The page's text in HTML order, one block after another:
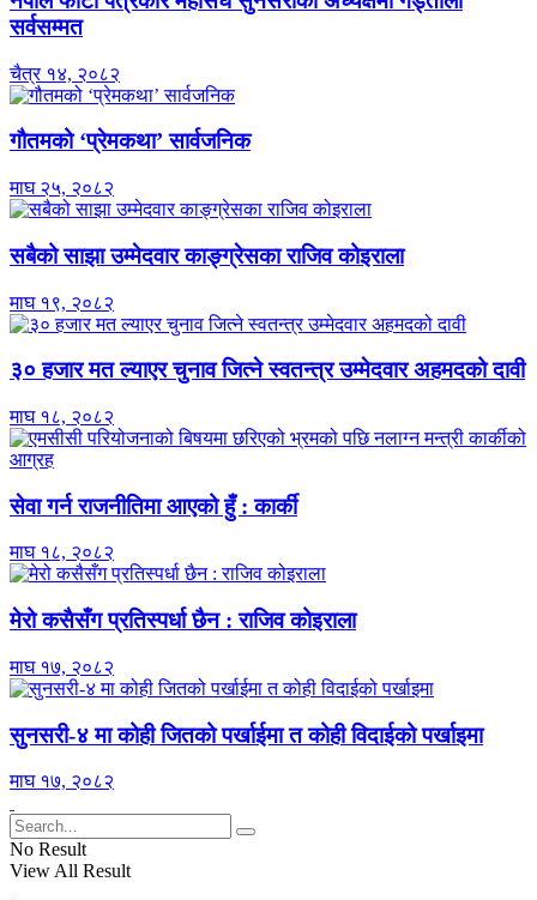
सर्वसम्मत
चैत्र १४, २०८२
गौतमको ‘प्रेमकथा’ सार्वजनिक
माघ २५, २०८२
सबैको साझा उम्मेदवार काङ्ग्रेसका राजिव कोइराला
माघ १९, २०८२
३० हजार मत ल्याएर चुनाव जित्ने स्वतन्त्र उम्मेदवार अहमदको दावी
माघ १८, २०८२
सेवा गर्न राजनीतिमा आएको हुँ : कार्की
माघ १८, २०८२
मेरो कसैसँग प्रतिस्पर्धा छैन : राजिव कोइराला
माघ १७, २०८२
सुनसरी-४ मा कोही जितको पर्खाईमा त कोही विदाईको पर्खाइमा
माघ १७, २०८२
No Result
View All Result